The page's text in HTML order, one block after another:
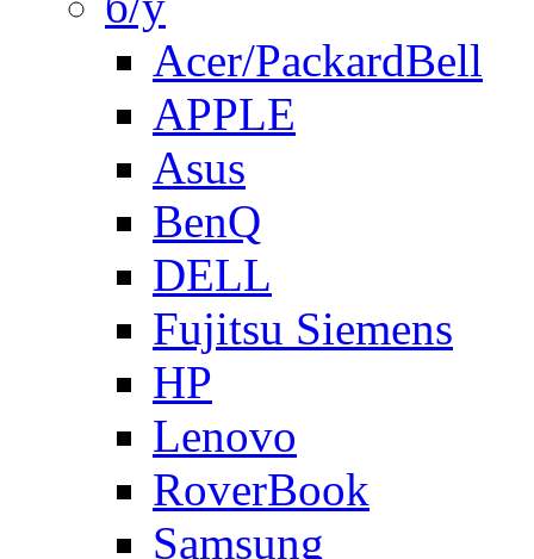
Acer/PackardBell
APPLE
Asus
BenQ
DELL
Fujitsu Siemens
HP
Lenovo
RoverBook
Samsung